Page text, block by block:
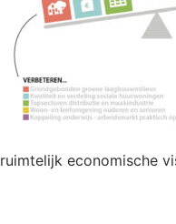
ruimtelijk economische